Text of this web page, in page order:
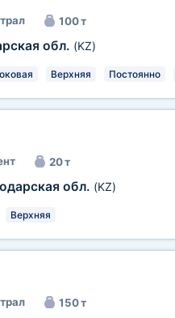
трал 100 т
обл. (KZ)
Верхняя Постоянно
20 т
обл. (KZ)
Верхняя
трал 150 т